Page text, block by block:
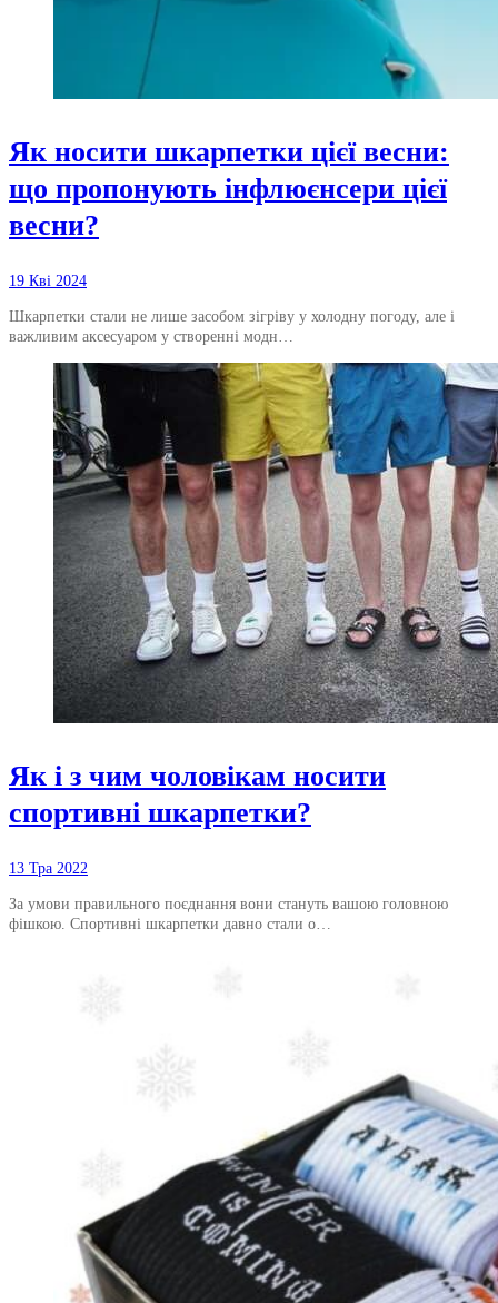
Як носити шкарпетки цієї весни:
що пропонують інфлюєнсери цієї
весни?
19 Кві 2024
Шкарпетки стали не лише засобом зігріву у холодну погоду, але і
важливим аксесуаром у створенні модн…
Як і з чим чоловікам носити
спортивні шкарпетки?
13 Тра 2022
За умови правильного поєднання вони стануть вашою головною
фішкою. Спортивні шкарпетки давно стали о…